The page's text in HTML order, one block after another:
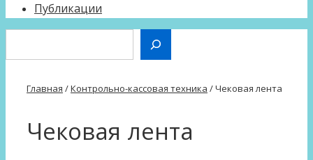
Публикации
Главная /Контрольно-кассовая техника / Чековая лента
Чековая лента